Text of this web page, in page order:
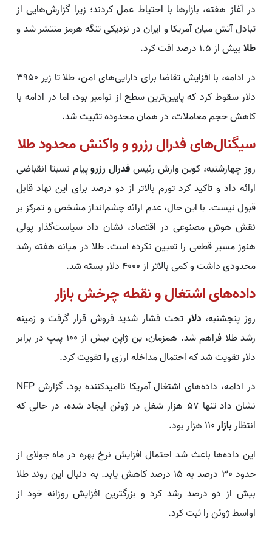
در آغاز هفته، بازارها با احتیاط عمل کردند؛ زیرا گزارش‌هایی از
تبادل آتش میان آمریکا و ایران در نزدیکی تنگه هرمز منتشر شد و
طلابیش از 1.5 درصد افت کرد.
در ادامه، با افزایش تقاضا برای دارایی‌های امن، طلا تا زیر 3950
دلار سقوط کرد که پایین‌ترین سطح از نوامبر بود، اما در ادامه با
کاهش حجم معاملات، در همان محدوده تثبیت شد.
سیگنال‌های فدرال رزرو و واکنش محدود طلا
روز چهارشنبه، کوین وارش رئیسفدرال رزروپیام نسبتا انقباضی
ارائه داد و تاکید کرد تورم بالاتر از دو درصد برای این نهاد قابل
قبول نیست. با این حال، عدم ارائه چشم‌انداز مشخص و تمرکز بر
نقش هوش مصنوعی در اقتصاد، نشان داد سیاست‌گذار پولی
هنوز مسیر قطعی را تعیین نکرده است. طلا در میانه هفته رشد
محدودی داشت و کمی بالاتر از 4000 دلار بسته شد.
داده‌های اشتغال و نقطه چرخش بازار
روز پنجشنبه، دلارتحت فشار شدید فروش قرار گرفت و زمینه
رشد طلا فراهم شد. همزمان، ین ژاپن بیش از 100 پیپ در برابر
دلار تقویت شد که احتمال مداخله ارزی را تقویت کرد.
در ادامه، داده‌های اشتغال آمریکا ناامیدکننده بود. گزارش NFP
نشان داد تنها 57 هزار شغل در ژوئن ایجاد شده، در حالی که
انتظاربازار110 هزار بود.
این داده‌ها باعث شد احتمال افزایش نرخ بهره در ماه جولای از
حدود 30 درصد به 15 درصد کاهش یابد. به دنبال این روند طلا
بیش از دو درصد رشد کرد و بزرگترین افزایش روزانه خود از
اواسط ژوئن را ثبت کرد.